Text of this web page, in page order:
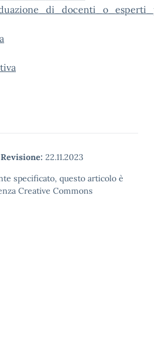
Revisione: 22.11.2023
specificato, questo articolo è
Creative Commons